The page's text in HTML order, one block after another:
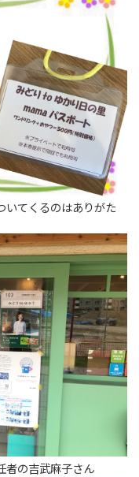
いてくるのはありがた
者の吉武麻子さん